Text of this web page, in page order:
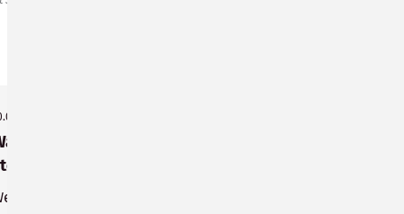
eines neuen Stadtbrandmeisters
bevor
...